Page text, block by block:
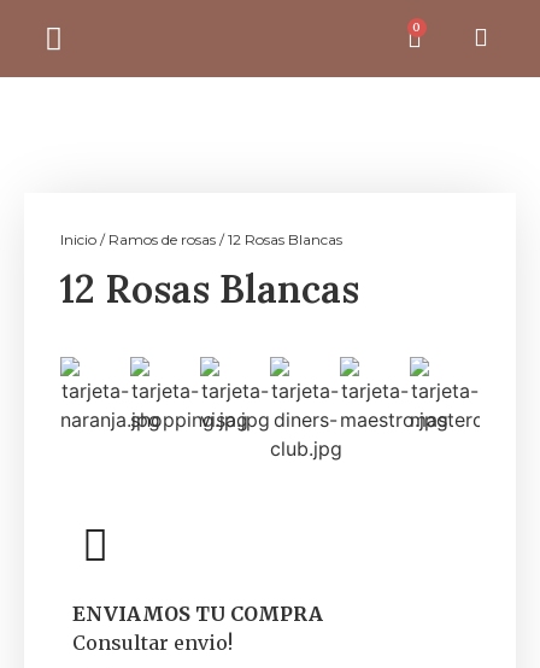
0
Inicio / Ramos de rosas / 12 Rosas Blancas
12 Rosas Blancas
ENVIAMOS TU COMPRA
Consultar envio!